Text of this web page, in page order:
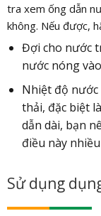
tra xem ống dẫn
không. Nếu được,
Đợi cho nước
nước nóng
Nhiệt độ nước
thải, đặc biệt
dẫn dài, bạn
điều này
Sử dụng